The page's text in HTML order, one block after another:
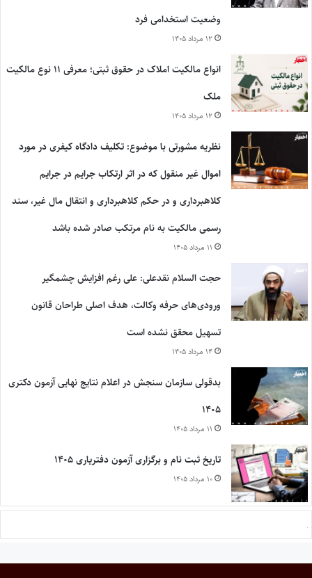
وضعیت استخدامی فرد
۱۲ مرداد ۱۴۰۵
انواع مالکیت املاک در حقوق ثبتی؛ معرفی ۱۱ نوع مالکیت
ملک
۱۲ مرداد ۱۴۰۵
نظریه مشورتی با موضوع: تکلیف دادگاه کیفری در مورد
اموال غیر منقول که در اثر ارتکاب جرایم در جرایم
کلاهبرداری و در حکم کلاهبرداری و انتقال مال غیر، سند
رسمی مالکیت به نام مرتکب صادر شده باشد
۱۱ مرداد ۱۴۰۵
حجت السلام نقدعلی: علی رغم افزایش چشمگیر
ورودی‌های حرفه وکالت، هدف اصلی طراحان قانون
تسهیل محقق نشده است
۱۴ مرداد ۱۴۰۵
بدقولی سازمان سنجش در اعلام نتایج نهایی آزمون دکتری
۱۴۰۵
۱۱ مرداد ۱۴۰۵
تاریخ ثبت نام و برگزاری آزمون دفتریاری ۱۴۰۵
۱۰ مرداد ۱۴۰۵